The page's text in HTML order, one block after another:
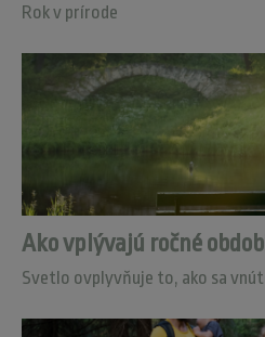
Rok v prírode
Ako vplývajú ročné
Svetlo ovplyvňuje to, ako sa